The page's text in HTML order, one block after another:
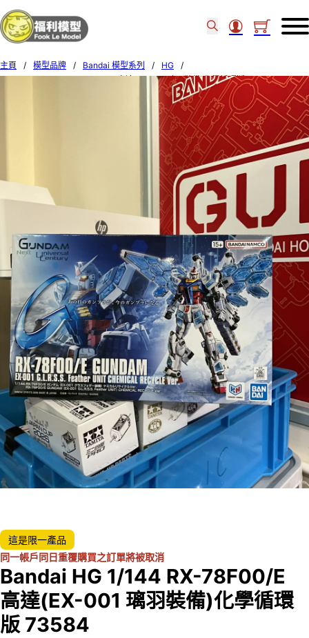
主頁 / 模型品牌 / Bandai 模型系列 / HG
/
Bandai HG 1/144 RX-78F00/E 高達(EX-001 璃羽裝備)化學循環版 73584
這是限一產品
同一帳戶同日重覆購買之訂單將被取消
Bandai HG 1/144 RX-78F00/E
高達(EX-001 璃羽裝備)化學循環
版 73584